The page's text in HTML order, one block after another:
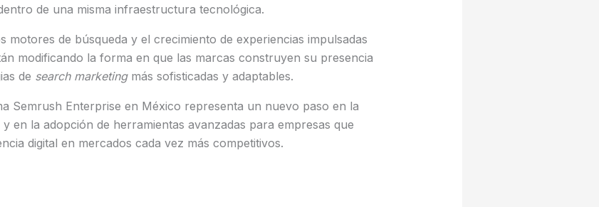
de una misma infraestructura tecnológica.
motores de búsqueda y el crecimiento de experiencias impulsadas
modificando la forma en que las marcas construyen su presencia
de search marketingmás sofisticadas y adaptables.
Semrush Enterprise en México representa un nuevo paso en la
en la adopción de herramientas avanzadas para empresas que
digital en mercados cada vez más competitivos.